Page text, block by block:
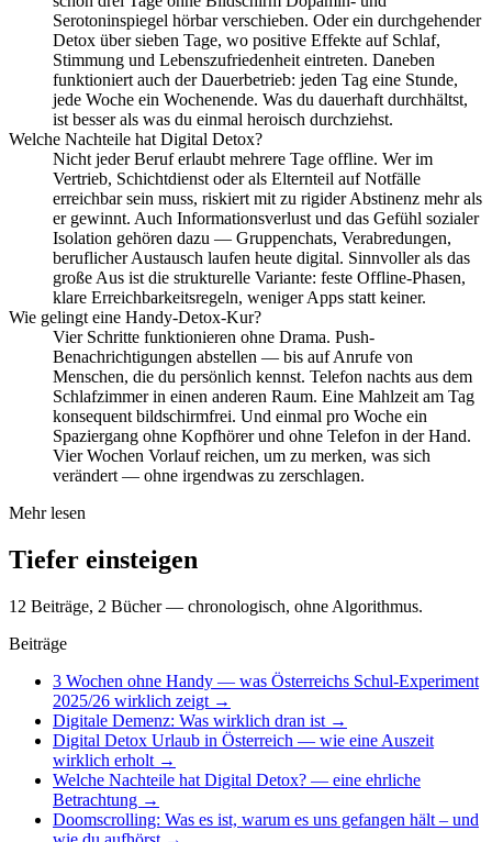
Serotoninspiegel hörbar verschieben. Oder ein durchgehender
Detox über sieben Tage, wo positive Effekte auf Schlaf,
Stimmung und Lebenszufriedenheit eintreten. Daneben
funktioniert auch der Dauerbetrieb: jeden Tag eine Stunde,
jede Woche ein Wochenende. Was du dauerhaft durchhältst,
ist besser als was du einmal heroisch durchziehst.
Welche Nachteile hat Digital Detox?
Nicht jeder Beruf erlaubt mehrere Tage offline. Wer im
Vertrieb, Schichtdienst oder als Elternteil auf Notfälle
erreichbar sein muss, riskiert mit zu rigider Abstinenz mehr als
er gewinnt. Auch Informationsverlust und das Gefühl sozialer
Isolation gehören dazu — Gruppenchats, Verabredungen,
beruflicher Austausch laufen heute digital. Sinnvoller als das
große Aus ist die strukturelle Variante: feste Offline-Phasen,
klare Erreichbarkeitsregeln, weniger Apps statt keiner.
Wie gelingt eine Handy-Detox-Kur?
Vier Schritte funktionieren ohne Drama. Push-
Benachrichtigungen abstellen — bis auf Anrufe von
Menschen, die du persönlich kennst. Telefon nachts aus dem
Schlafzimmer in einen anderen Raum. Eine Mahlzeit am Tag
konsequent bildschirmfrei. Und einmal pro Woche ein
Spaziergang ohne Kopfhörer und ohne Telefon in der Hand.
Vier Wochen Vorlauf reichen, um zu merken, was sich
verändert — ohne irgendwas zu zerschlagen.
Mehr lesen
Tiefer einsteigen
12 Beiträge, 2 Bücher — chronologisch, ohne Algorithmus.
Beiträge
3 Wochen ohne Handy — was Österreichs Schul-Experiment
2025/26 wirklich zeigt →
Digitale Demenz: Was wirklich dran ist →
Digital Detox Urlaub in Österreich — wie eine Auszeit
wirklich erholt →
Welche Nachteile hat Digital Detox? — eine ehrliche
Betrachtung →
Doomscrolling: Was es ist, warum es uns gefangen hält – und